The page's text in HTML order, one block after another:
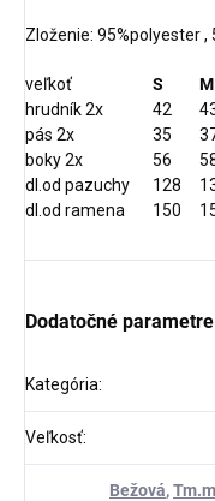
Zloženie: 95%polyester ,
veľkoť S M
hrudník 2x
42
pás 2x
35
boky 2x
56
dl.od pazuchy
128
dl.od ramena
150
Dodatočné parametre
Kategória:
Veľkosť:
Bežová,